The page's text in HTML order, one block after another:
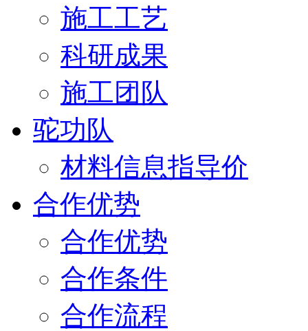
施工工艺
科研成果
施工团队
驼功队
材料信息指导价
合作优势
合作优势
合作条件
合作流程